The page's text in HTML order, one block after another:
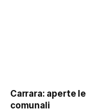
Carrara: aperte
comunali